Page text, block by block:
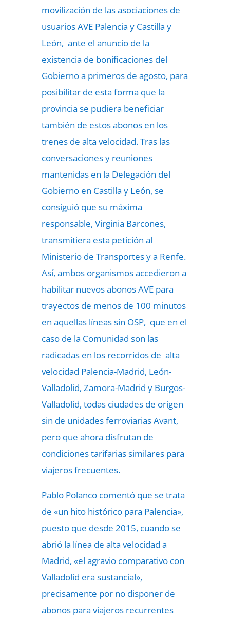
movilización de las asociaciones de
usuarios AVE Palencia y Castilla y
León, ante el anuncio de la
existencia de bonificaciones del
Gobierno a primeros de agosto, para
posibilitar de esta forma que la
provincia se pudiera beneficiar
también de estos abonos en los
trenes de alta velocidad. Tras las
conversaciones y reuniones
mantenidas en la Delegación del
Gobierno en Castilla y León, se
consiguió que su máxima
responsable, Virginia Barcones,
transmitiera esta petición al
Ministerio de Transportes y a Renfe.
Así, ambos organismos accedieron a
habilitar nuevos abonos AVE para
trayectos de menos de 100 minutos
en aquellas líneas sin OSP, que en el
caso de la Comunidad son las
radicadas en los recorridos de alta
velocidad Palencia-Madrid, León-
Valladolid, Zamora-Madrid y Burgos-
Valladolid, todas ciudades de origen
sin de unidades ferroviarias Avant,
pero que ahora disfrutan de
condiciones tarifarias similares para
viajeros frecuentes.
Pablo Polanco comentó que se trata
de «un hito histórico para Palencia»,
puesto que desde 2015, cuando se
abrió la línea de alta velocidad a
Madrid, «el agravio comparativo con
Valladolid era sustancial»,
precisamente por no disponer de
abonos para viajeros recurrentes